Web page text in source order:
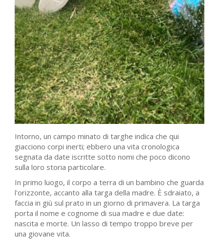
Intorno, un campo minato di targhe indica che qui
giacciono corpi inerti; ebbero una vita cronologica
segnata da date iscritte sotto nomi che poco dicono
sulla loro storia particolare.
In primo luogo, il corpo a terra di un bambino che guarda
l'orizzonte, accanto alla targa della madre. È sdraiato, a
faccia in giù sul prato in un giorno di primavera. La targa
porta il nome e cognome di sua madre e due date:
nascita e morte. Un lasso di tempo troppo breve per
una giovane vita.